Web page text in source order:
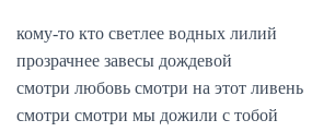
кому-то кто светлее водных лилий
прозрачнее завесы дождевой
смотри любовь смотри на этот ливень
смотри смотри мы дожили с тобой